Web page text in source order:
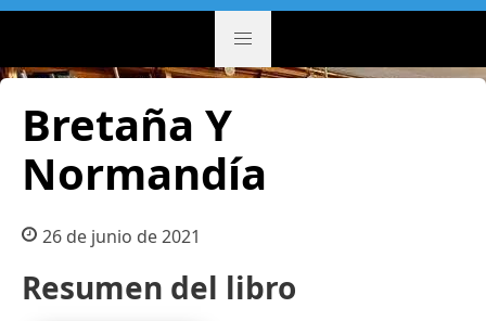
Bretaña Y
Normandía
26 de junio de 2021
Resumen del libro